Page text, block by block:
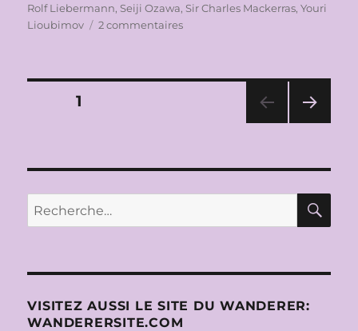
Rolf Liebermann, Seiji Ozawa, Sir Charles Mackerras,Youri
Lioubimov
2 commentairessur
Pagination
publications
PAGE1
ANT
E
Recherche
pour :
VISITEZ AUSSI LE SITE DU WANDERER:
WANDERERSITE.COM